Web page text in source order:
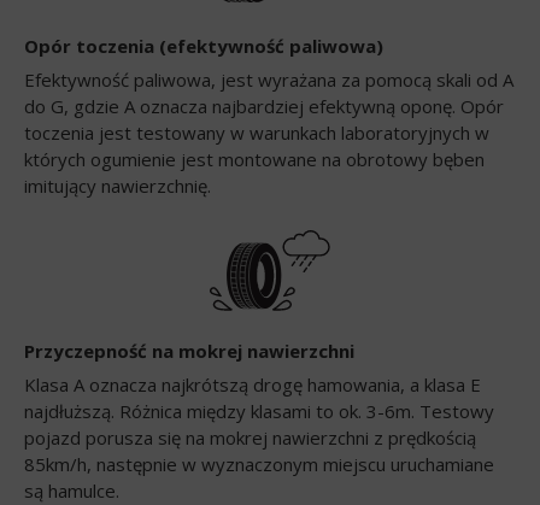
Opór toczenia (efektywność paliwowa)
Efektywność paliwowa, jest wyrażana za pomocą skali od A
do G, gdzie A oznacza najbardziej efektywną oponę. Opór
toczenia jest testowany w warunkach laboratoryjnych w
których ogumienie jest montowane na obrotowy bęben
imitujący nawierzchnię.
Przyczepność na mokrej nawierzchni
Klasa A oznacza najkrótszą drogę hamowania, a klasa E
najdłuższą. Różnica między klasami to ok. 3-6m. Testowy
pojazd porusza się na mokrej nawierzchni z prędkością
85km/h, następnie w wyznaczonym miejscu uruchamiane
są hamulce.